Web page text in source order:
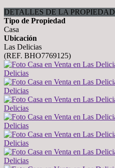
DETALLES DE LA PROPIEDAD
Tipo de Propiedad
Casa
Ubicación
Las Delicias
(REF. BHO7769125)